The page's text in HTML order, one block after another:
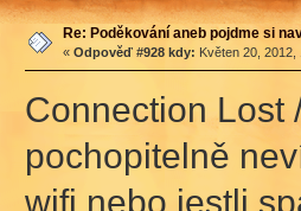
Re: Poděkování aneb pojdme si
« Odpověď #928 kdy: Květen 20, 2012,
Connection Lost
pochopitelně
wifi nebo jestli